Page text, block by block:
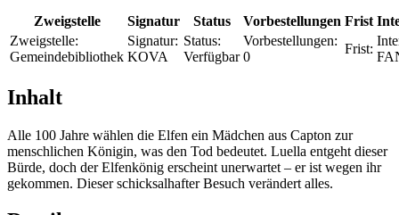
Zweigstelle Signatur Status Vorbestellungen Frist
Zweigstelle:
Gemeindebibliothek
Signatur:
KOVA
Status:
Verfügbar
Vorbestellungen:
0
Frist:
Inhalt
Alle 100 Jahre wählen die Elfen ein Mädchen aus Capton zur
menschlichen Königin, was den Tod bedeutet. Luella entgeht dieser
Bürde, doch der Elfenkönig erscheint unerwartet – er ist wegen ihr
gekommen. Dieser schicksalhafter Besuch verändert alles.